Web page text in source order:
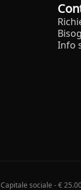
Info
Capitale sociale - €